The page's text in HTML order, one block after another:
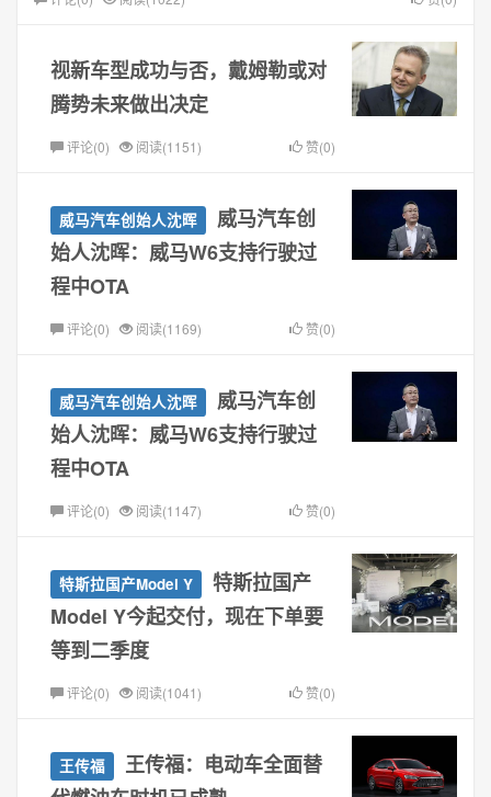
视新车型成功与否，戴姆勒或对
腾势未来做出决定
评论(0) 阅读(1151) 赞(0)
威马汽车创始人沈晖
威马汽车创
始人沈晖：威马W6支持行驶过
程中OTA
评论(0) 阅读(1169) 赞(0)
威马汽车创始人沈晖
威马汽车创
始人沈晖：威马W6支持行驶过
程中OTA
评论(0) 阅读(1147) 赞(0)
特斯拉国产Model Y
特斯拉国产
Model Y今起交付，现在下单要
等到二季度
评论(0) 阅读(1041) 赞(0)
王传福
王传福：电动车全面替